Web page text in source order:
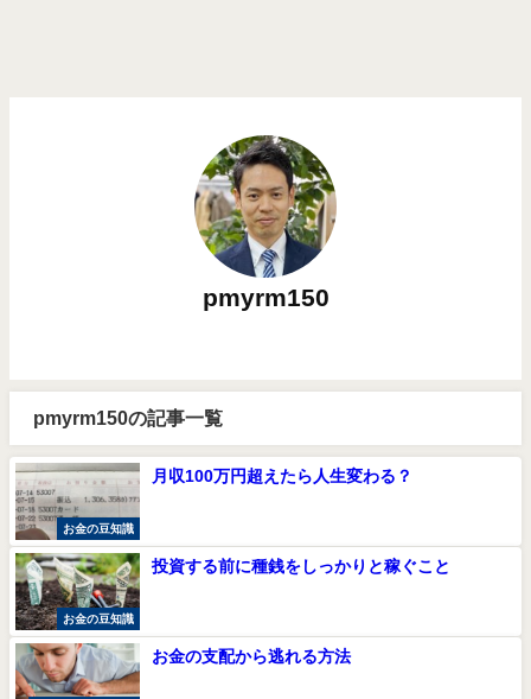
pmyrm150
pmyrm150の記事一覧
お金の豆知識
月収100万円超えたら人生変わる？
お金の豆知識
投資する前に種銭をしっかりと稼ぐこと
お金の支配から逃れる方法